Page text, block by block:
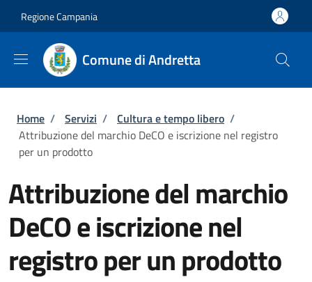
Regione Campania
Comune di Andretta
Briciole di pane
Home / Servizi / Cultura e tempo libero /
Attribuzione del marchio DeCO e iscrizione nel registro
per un prodotto
Attribuzione del marchio
DeCO e iscrizione nel
registro per un prodotto